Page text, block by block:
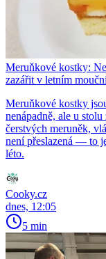
Meruňkové kostky:
zazářit v letním
Meruňkové kostky
nenápadně, ale u
čerstvých meruněk,
není přeslazená — to
léto.
Cooky.cz
dnes, 12:05
5 min